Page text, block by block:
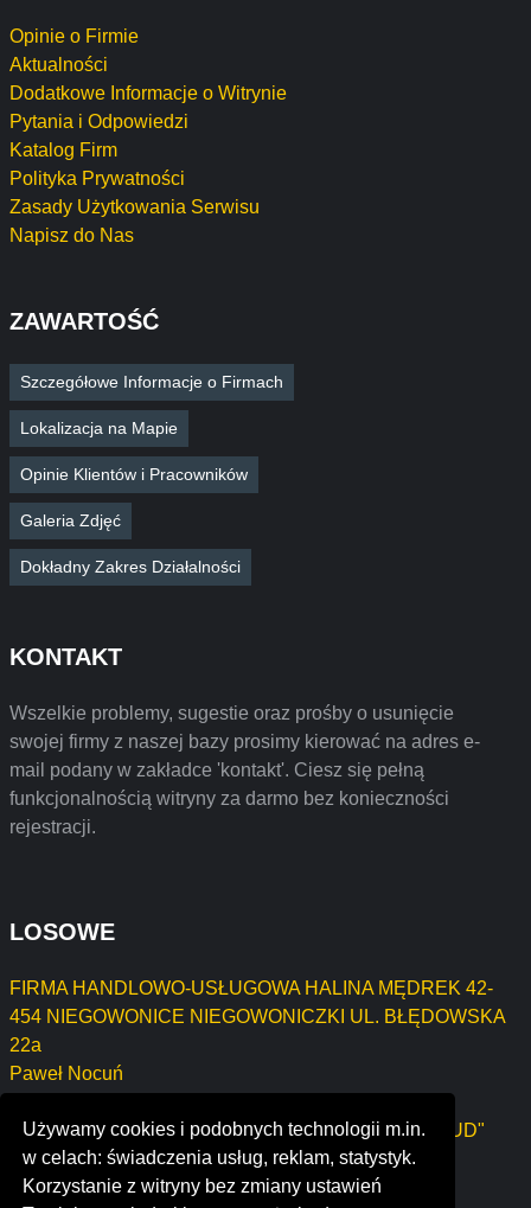
Używamy cookies i podobnych technologii m.in.
w celach: świadczenia usług, reklam, statystyk.
Korzystanie z witryny bez zmiany ustawień
Opinie o Firmie
Aktualności
Dodatkowe Informacje o Witrynie
Pytania i Odpowiedzi
Katalog Firm
Polityka Prywatności
Zasady Użytkowania Serwisu
Napisz do Nas
ZAWARTOŚĆ
Szczegółowe Informacje o Firmach
Lokalizacja na Mapie
Opinie Klientów i Pracowników
Galeria Zdjęć
Dokładny Zakres Działalności
KONTAKT
Wszelkie problemy, sugestie oraz prośby o usunięcie
swojej firmy z naszej bazy prosimy kierować na adres e-
mail podany w zakładce 'kontakt'. Ciesz się pełną
funkcjonalnością witryny za darmo bez konieczności
rejestracji.
LOSOWE
FIRMA HANDLOWO-USŁUGOWA HALINA MĘDREK 42-
454 NIEGOWONICE NIEGOWONICZKI UL. BŁĘDOWSKA
22a
Paweł Nocuń
Usługi Ogólnobudowlane i Wykończeniowe "DAR-BUD"
Dariusz Stężewski
CIĘCIEL JÓZEF